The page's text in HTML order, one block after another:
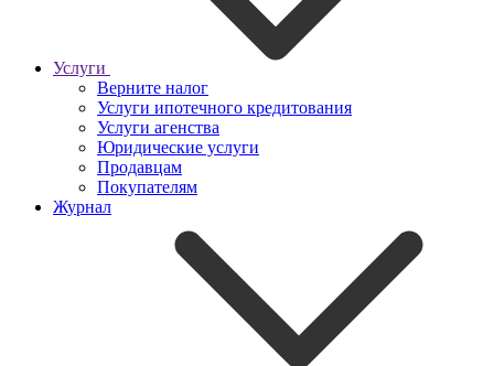
Услуги
Верните налог
Услуги ипотечного кредитования
Услуги агенства
Юридические услуги
Продавцам
Покупателям
Журнал